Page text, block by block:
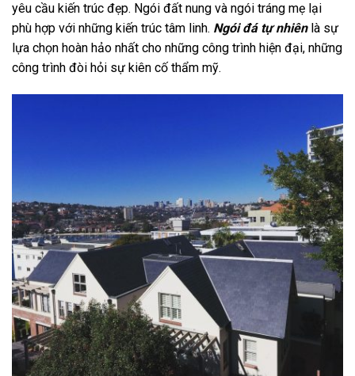
yêu cầu kiến trúc đẹp. Ngói đất nung và ngói tráng mẹ lại
phù hợp với những kiến trúc tâm linh. Ngói đá tự nhiênlà sự
lựa chọn hoàn hảo nhất cho những công trình hiện đại, những
công trình đòi hỏi sự kiên cố thẩm mỹ.